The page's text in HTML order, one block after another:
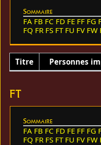
Sommaire
FA FB FC FD FE FF FG
FQ FR FS FT FU FV FW
Titre Personnes
FT
Sommaire
FA FB FC FD FE FF FG
FQ FR FS FT FU FV FW